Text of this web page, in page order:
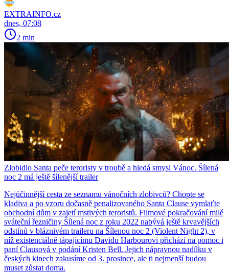
EXTRAINFO.cz
dnes, 07:08
2 min
Zlobidlo Santa peče teroristy v troubě a hledá smysl Vánoc. Šílená
noc 2 má ještě šílenější trailer
Nejúčinnější cesta ze seznamu vánočních zlobivců? Chopte se
kladiva a po vzoru dočasně penalizovaného Santa Clause vymlaťte
obchodní dům v zajetí mstivých teroristů. Filmové pokračování milé
sváteční řezničiny Šílená noc z roku 2022 nabývá ještě krvavějších
odstínů v bláznivém traileru na Šílenou noc 2 (Violent Night 2), v
níž existenciálně tápajícímu Davidu Harbourovi přichází na pomoc i
paní Clausová v podání Kristen Bell. Jejich nápravnou nadílku v
českých kinech zakusíme od 3. prosince, ale ti nejmenší budou
muset zůstat doma.